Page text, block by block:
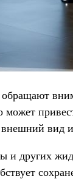
может
вид
других